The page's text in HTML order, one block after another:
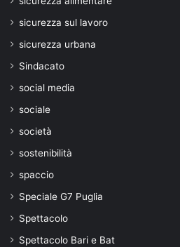
sicurezza sul lavoro
sicurezza urbana
Sindacato
social media
sociale
società
sostenibilità
spaccio
Speciale G7 Puglia
Spettacolo
Spettacolo Bari e Bat